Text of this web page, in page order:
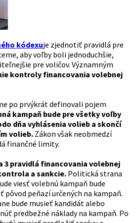
kódexuje zjednotiť pravidlá pre
aby voľby boli jednoduchšie,
pre voličov. Významným
kontroly financovania volebnej
po prvýkrát definovali pojem
kampaň bude pre všetky voľby
dňa vyhlásenia volieb a skončí
volieb. Zákon však neobmedzí
finančné limity.
3 pravidlá financovania volebnej
a sankcie. Politická strana
viesť volebnú kampaň bude
pôvod peňazí určených na kampaň.
bude musieť kandidát alebo
predbežné náklady na kampaň. Po